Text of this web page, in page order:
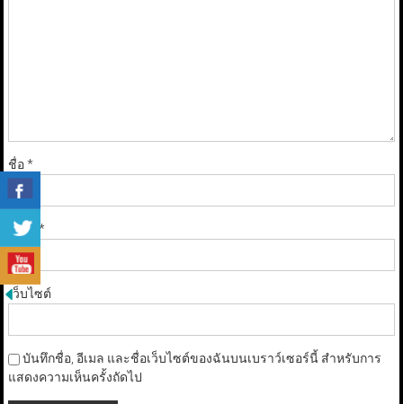
ชื่อ*
อีเมล *
เว็บไซต์
บันทึกชื่อ, อีเมล และชื่อเว็บไซต์ของฉันบนเบราว์เซอร์นี้ สำหรับการ
แสดงความเห็นครั้งถัดไป